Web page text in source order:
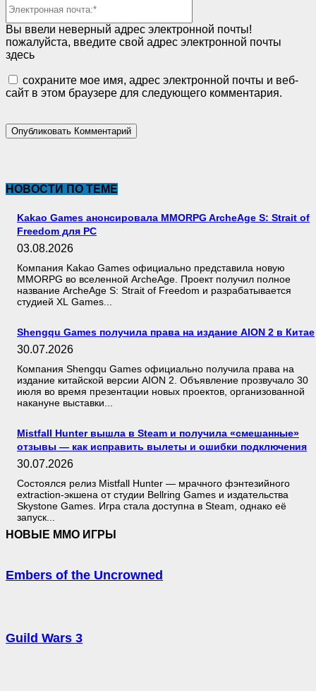
Вы ввели неверный адрес электронной почты!
пожалуйста, введите свой адрес электронной почты
здесь
сохраните мое имя, адрес электронной почты и веб-
сайт в этом браузере для следующего комментария.
НОВОСТИ ПО ТЕМЕ
Kakao Games анонсировала MMORPG ArcheAge S: Strait of
Freedom для PC
03.08.2026
Компания Kakao Games официально представила новую
MMORPG во вселенной ArcheAge. Проект получил полное
название ArcheAge S: Strait of Freedom и разрабатывается
студией XL Games...
Shengqu Games получила права на издание AION 2 в Китае
30.07.2026
Компания Shengqu Games официально получила права на
издание китайской версии AION 2. Объявление прозвучало 30
июля во время презентации новых проектов, организованной
накануне выставки...
Mistfall Hunter вышла в Steam и получила «смешанные»
отзывы — как исправить вылеты и ошибки подключения
30.07.2026
Состоялся релиз Mistfall Hunter — мрачного фэнтезийного
extraction-экшена от студии Bellring Games и издательства
Skystone Games. Игра стала доступна в Steam, однако её
запуск...
НОВЫЕ MMO ИГРЫ
Embers of the Uncrowned
Guild Wars 3